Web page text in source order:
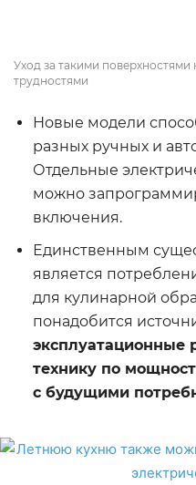
Уход за такими
трудностями
Новые модели
разных ручных и
Отдельные
можно
включения.
Единственным
является
для кулинарной
понадобится
эксплуатационные
технику по
с будущими